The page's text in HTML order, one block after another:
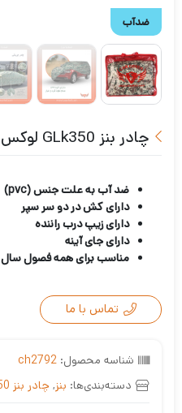
ضدآب
چادر بنز GLk350 لوکس سهیل مدل چریکی
ضد آب به علت جنس (pvc)
دارای کش در دو سر سپر
دارای زیپ درب راننده
دارای جای آینه
مناسب برای همه فصول سال
تماس با ما
شناسه محصول: ch2792
دسته‌بندی‌ها: بنز, چادر بنز GLK350